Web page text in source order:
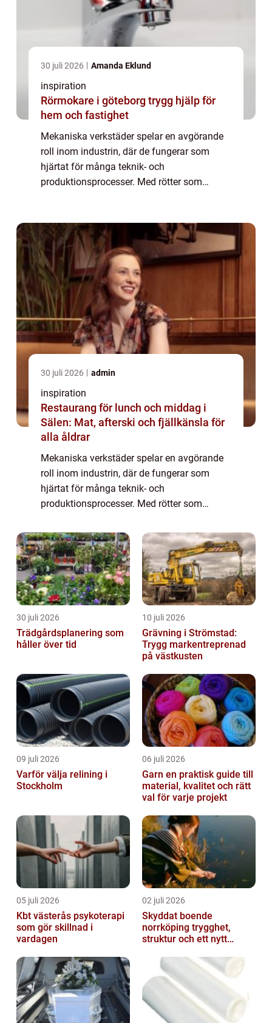
30 juli 2026 Amanda Eklund
inspiration
Rörmokare i göteborg trygg hjälp för
hem och fastighet
Mekaniska verkstäder spelar en avgörande
roll inom industrin, där de fungerar som
hjärtat för många teknik- och
produktionsprocesser. Med rötter som
30 juli 2026 admin
inspiration
Restaurang för lunch och middag i
Sälen: Mat, afterski och fjällkänsla för
alla åldrar
Mekaniska verkstäder spelar en avgörande
roll inom industrin, där de fungerar som
hjärtat för många teknik- och
produktionsprocesser. Med rötter som
fortsätter de...
30 juli 2026
Trädgårdsplanering som
håller över tid
10 juli 2026
Grävning i Strömstad:
Trygg markentreprenad
på västkusten
09 juli 2026
Varför välja relining i
Stockholm
06 juli 2026
Garn en praktisk guide till
material, kvalitet och rätt
val för varje projekt
05 juli 2026
Kbt västerås psykoterapi
som gör skillnad i
vardagen
02 juli 2026
Skyddat boende
norrköping trygghet,
struktur och ett nytt